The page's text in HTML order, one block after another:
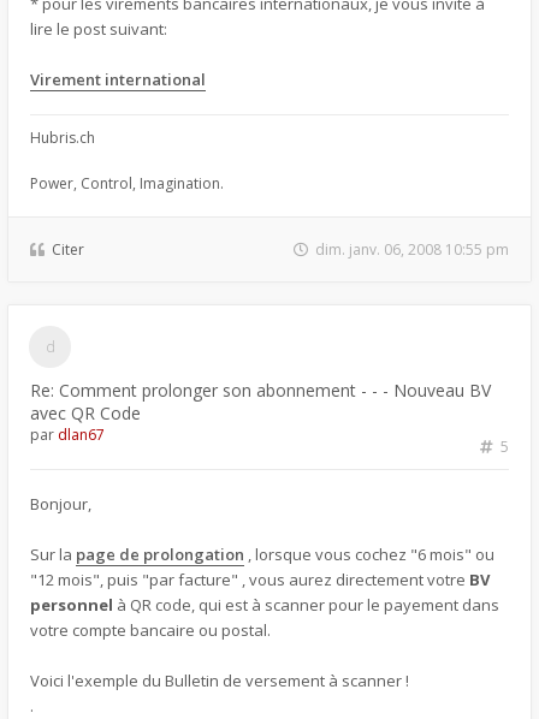
lire le post suivant:
Virement international
Hubris.ch
Power, Control, Imagination.
Citer dim. janv. 06, 2008 10:55 pm
Re: Comment prolonger son abonnement - - - Nouveau BV
avec QR Code
5
par dlan67
Bonjour,
Sur la page de prolongation , lorsque vous cochez "6 mois" ou
"12 mois", puis "par facture" , vous aurez directement votre BV
personnel à QR code, qui est à scanner pour le payement dans
votre compte bancaire ou postal.
Voici l'exemple du Bulletin de versement à scanner !
.